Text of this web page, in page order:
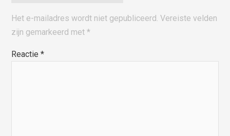
Het e-mailadres wordt niet gepubliceerd. Vereiste velden
zijn gemarkeerd met*
Reactie*